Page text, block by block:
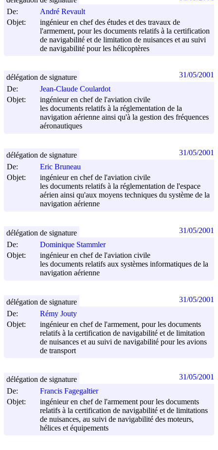
De:
André Revault
Objet:
ingénieur en chef des études et des travaux de
l'armement, pour les documents relatifs à la certification
de navigabilité et de limitation de nuisances et au suivi
de navigabilité pour les hélicoptères
De:
Jean-Claude Coulardot
Objet:
ingénieur en chef de l'aviation civile
les documents relatifs à la réglementation de la
navigation aérienne ainsi qu'à la gestion des fréquences
aéronautiques
délégation de signature 31/05/2001
De:
Eric Bruneau
Objet:
ingénieur en chef de l'aviation civile
les documents relatifs à la réglementation de l'espace
aérien ainsi qu'aux moyens techniques du système de la
navigation aérienne
délégation de signature 31/05/2001
De:
Dominique Stammler
Objet:
ingénieur en chef de l'aviation civile
les documents relatifs aux systèmes informatiques de la
navigation aérienne
délégation de signature 31/05/2001
De:
Rémy Jouty
Objet:
ingénieur en chef de l'armement, pour les documents
relatifs à la certification de navigabilité et de limitation
de nuisances et au suivi de navigabilité pour les avions
de transport
délégation de signature 31/05/2001
De:
Francis Fagegaltier
Objet:
ingénieur en chef de l'armement pour les documents
relatifs à la certification de navigabilité et de limitations
de nuisances, au suivi de navigabilité des moteurs,
hélices et équipements
délégation de signature 31/05/2001